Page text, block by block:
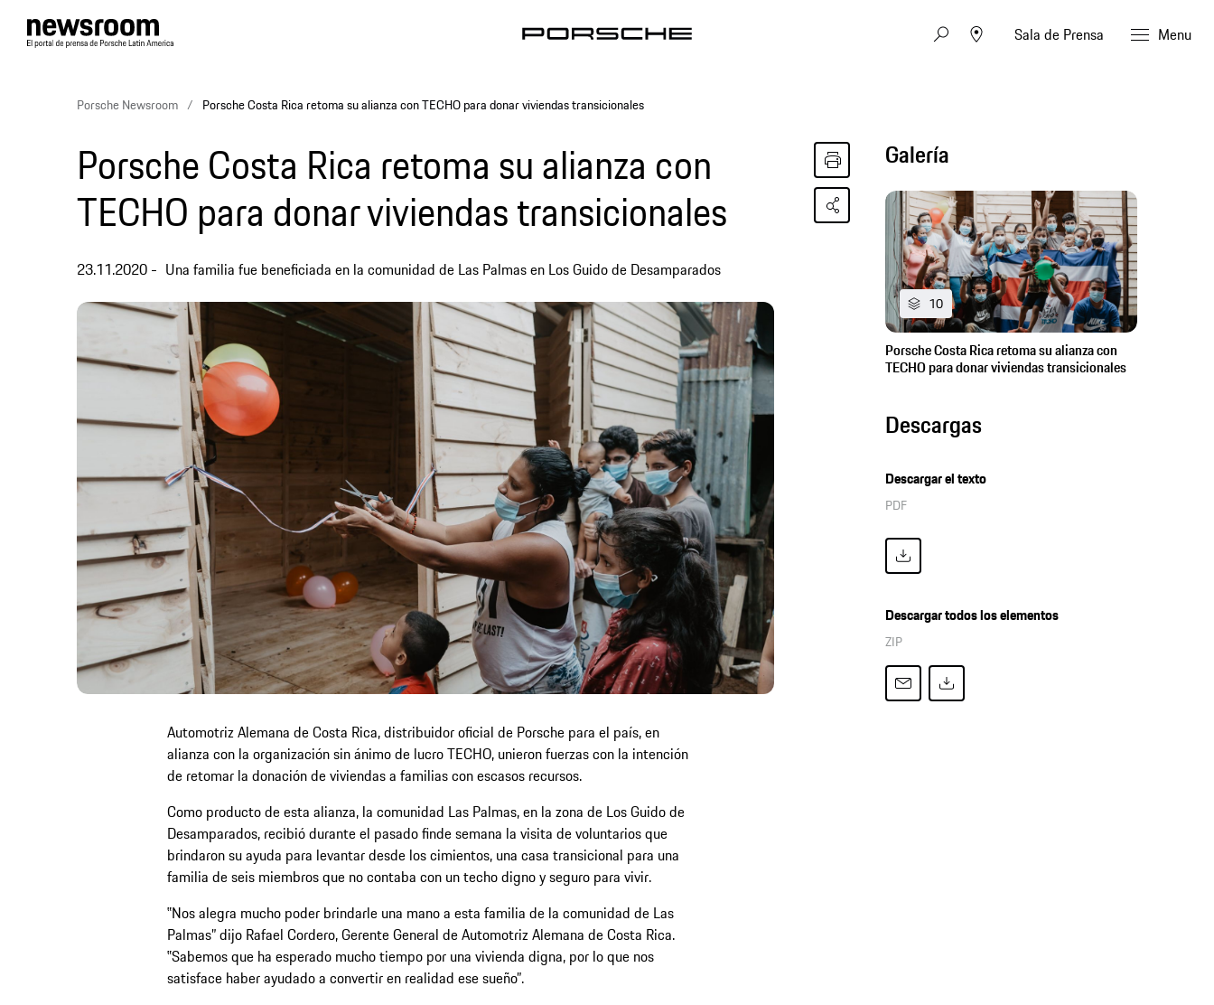
Sala de Prensa Menu
Porsche Newsroom Porsche Costa Rica retoma su alianza con TECHO para donar viviendas transicionales
Porsche Costa Rica retoma su alianza con
TECHO para donar viviendas transicionales
23.11.2020 Una familia fue beneficiada en la comunidad de Las Palmas en Los Guido de Desamparados
Automotriz Alemana de Costa Rica, distribuidor oficial de Porsche para el país, en
alianza con la organización sin ánimo de lucro TECHO, unieron fuerzas con la intención
de retomar la donación de viviendas a familias con escasos recursos.
Como producto de esta alianza, la comunidad Las Palmas, en la zona de Los Guido de
Desamparados, recibió durante el pasado finde semana la visita de voluntarios que
brindaron su ayuda para levantar desde los cimientos, una casa transicional para una
familia de seis miembros que no contaba con un techo digno y seguro para vivir.
‟Nos alegra mucho poder brindarle una mano a esta familia de la comunidad de Las
Palmas” dijo Rafael Cordero, Gerente General de Automotriz Alemana de Costa Rica.
‟Sabemos que ha esperado mucho tiempo por una vivienda digna, por lo que nos
satisface haber ayudado a convertir en realidad ese sueño”.
Galería
10
Porsche Costa Rica retoma su alianza con
TECHO para donar viviendas transicionales
Descargas
Descargar el texto
PDF
Descargar todos los elementos
ZIP